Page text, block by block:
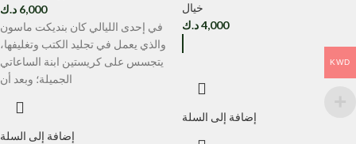
6,000 د.ك
في إحدى الليالي كان بنديكت ماسون
والذي يعمل في تجليد الكتب وتغليفها،
يتجسس على كريستين ابنة الساعاتي
الجميلة؛ وبعد أن
إضافة إلى السلة
خيال
4,000د.ك
إضافة إلى السلة
KWD